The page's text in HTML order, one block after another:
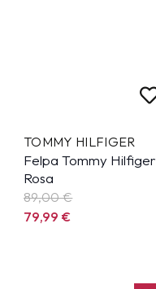
TOMMY HILFIGER
Felpa Tommy Hilfiger
Rosa
89,00 €
79,99€